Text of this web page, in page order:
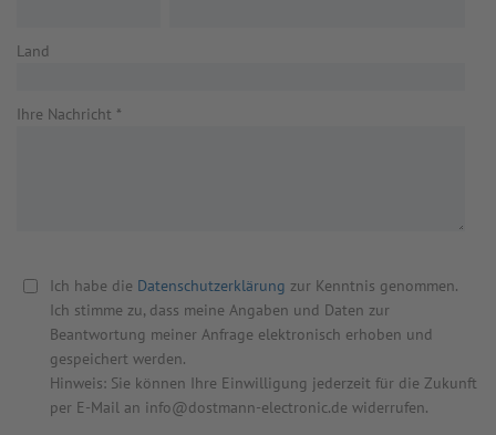
Land
Ihre Nachricht *
Ich habe die Datenschutzerklärung zur Kenntnis genommen.
Ich stimme zu, dass meine Angaben und Daten zur
Beantwortung meiner Anfrage elektronisch erhoben und
gespeichert werden.
Hinweis: Sie können Ihre Einwilligung jederzeit für die Zukunft
per E-Mail an info@dostmann-electronic.de widerrufen.